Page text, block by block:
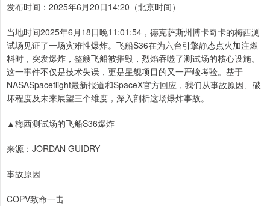
发布时间：2025年6月20日14:20（北京时间）
当地时间2025年6月18日晚11:01:54，德克萨斯州博卡奇卡的梅西测
试场见证了一场灾难性爆炸。飞船S36在为六台引擎静态点火加注燃
料时，突发爆炸，整艘飞船被摧毁，烈焰吞噬了测试场的核心设施。
这一事件不仅是技术失误，更是星舰项目的又一严峻考验。基于
NASASpaceflight最新报道和SpaceX官方回应，我们从事故原因、破
坏程度及未来展望三个维度，深入剖析这场爆炸事故。
▲梅西测试场的飞船S36爆炸
来源：JORDAN GUIDRY
事故原因
COPV致命一击